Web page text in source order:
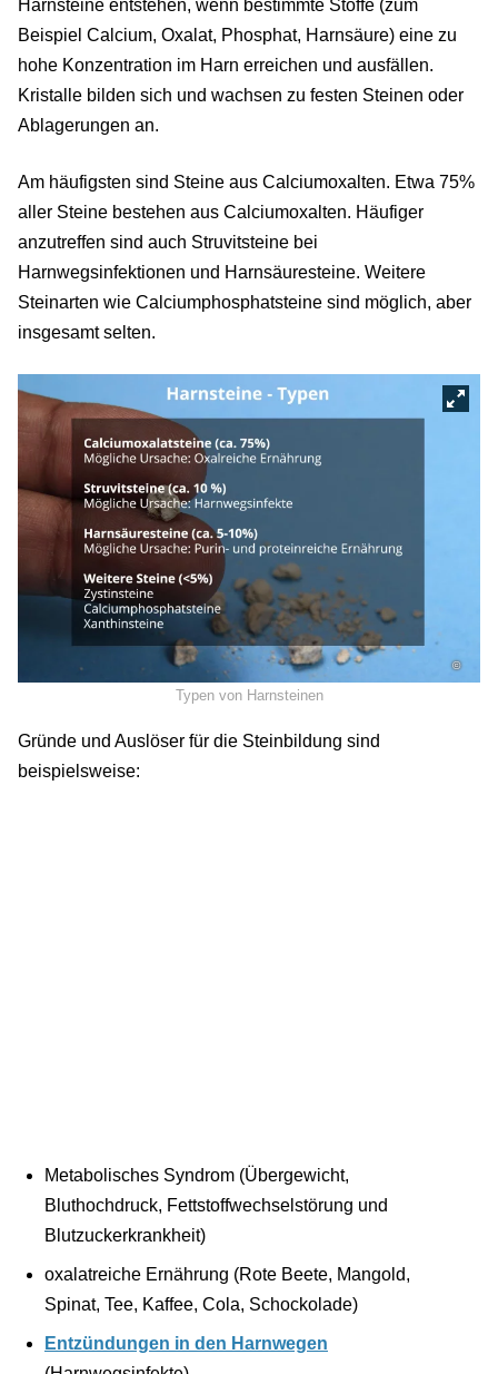
Harnsteine entstehen, wenn bestimmte Stoffe (zum
Beispiel Calcium, Oxalat, Phosphat, Harnsäure) eine zu
hohe Konzentration im Harn erreichen und ausfällen.
Kristalle bilden sich und wachsen zu festen Steinen oder
Ablagerungen an.
Am häufigsten sind Steine aus Calciumoxalten. Etwa 75%
aller Steine bestehen aus Calciumoxalten. Häufiger
anzutreffen sind auch Struvitsteine bei
Harnwegsinfektionen und Harnsäuresteine. Weitere
Steinarten wie Calciumphosphatsteine sind möglich, aber
insgesamt selten.
©
Typen von Harnsteinen
Gründe und Auslöser für die Steinbildung sind
beispielsweise:
Metabolisches Syndrom (Übergewicht,
Bluthochdruck, Fettstoffwechselstörung und
Blutzuckerkrankheit)
oxalatreiche Ernährung (Rote Beete, Mangold,
Spinat, Tee, Kaffee, Cola, Schockolade)
Entzündungen in den Harnwegen